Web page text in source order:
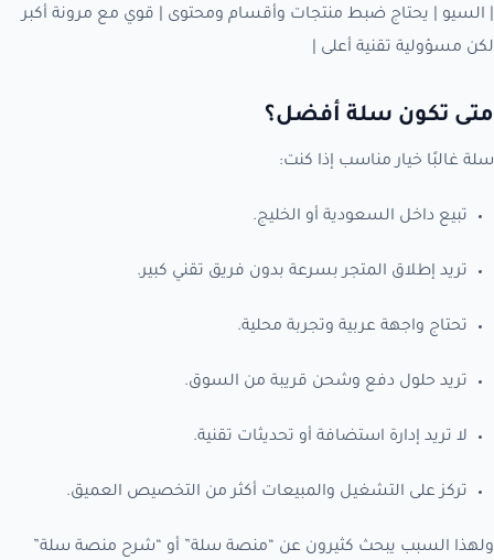
| السيو | يحتاج ضبط منتجات وأقسام ومحتوى | قوي مع مرونة أكبر
لكن مسؤولية تقنية أعلى |
متى تكون سلة أفضل؟
سلة غالبًا خيار مناسب إذا كنت:
تبيع داخل السعودية أو الخليج.
تريد إطلاق المتجر بسرعة بدون فريق تقني كبير.
تحتاج واجهة عربية وتجربة محلية.
تريد حلول دفع وشحن قريبة من السوق.
لا تريد إدارة استضافة أو تحديثات تقنية.
تركز على التشغيل والمبيعات أكثر من التخصيص العميق.
ولهذا السبب يبحث كثيرون عن “منصة سلة” أو “شرح منصة سلة”